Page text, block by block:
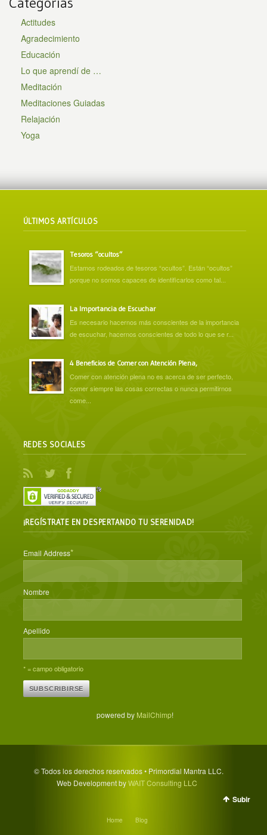
Actitudes
Agradecimiento
Educación
Lo que aprendí de …
Meditación
Meditaciones Guiadas
Relajación
Yoga
ÚLTIMOS ARTÍCULOS
Tesoros “ocultos”
Estamos rodeados de tesoros “ocultos”. Están “ocultos”
porque no somos capaces de identificarlos como tal...
La Importancia de Escuchar
Es necesario hacernos más conscientes de la importancia
de escuchar, hacernos conscientes de todo lo que se r...
4 Beneficios de Comer con Atención Plena,
Comer con atención plena no es acerca de ser perfecto,
comer siempre las cosas correctas o nunca permitirnos
come...
REDES SOCIALES
¡REGÍSTRATE EN DESPERTANDO TU SERENIDAD!
Email Address*
Nombre
Apellido
* = campo obligatorio
powered by MailChimp!
© Todos los derechos reservados • Primordial Mantra LLC.
Web Development byWAIT Consulting LLC
Subir
Home Blog